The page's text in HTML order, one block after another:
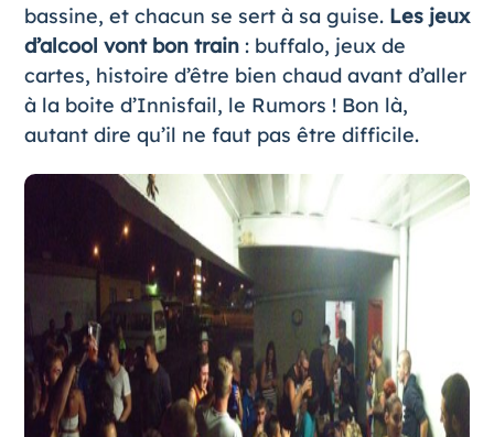
bassine, et chacun se sert à sa guise. Les jeux
d’alcool vont bon train: buffalo, jeux de
cartes, histoire d’être bien chaud avant d’aller
à la boite d’Innisfail, le Rumors ! Bon là,
autant dire qu’il ne faut pas être difficile.